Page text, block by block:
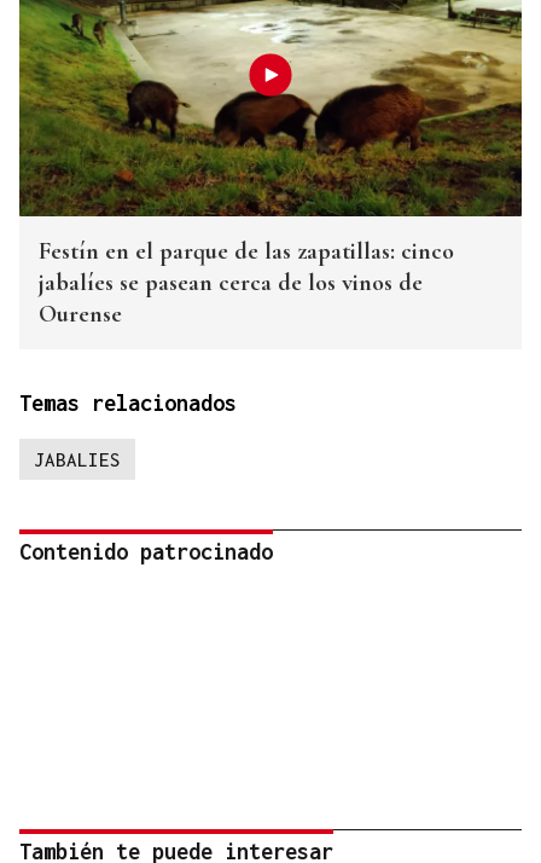
Festín en el parque de las zapatillas: cinco
jabalíes se pasean cerca de los vinos de
Ourense
Temas relacionados
JABALIES
Contenido patrocinado
También te puede interesar